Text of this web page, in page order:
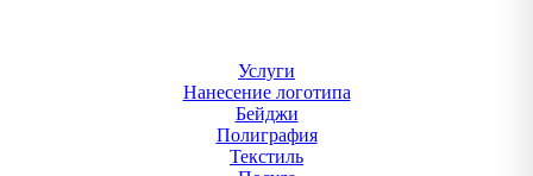
Услуги
Нанесение логотипа
Бейджи
Полиграфия
Текстиль